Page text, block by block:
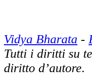
Vidya Bharata -
Tutti i diritti su
diritto d’autore.